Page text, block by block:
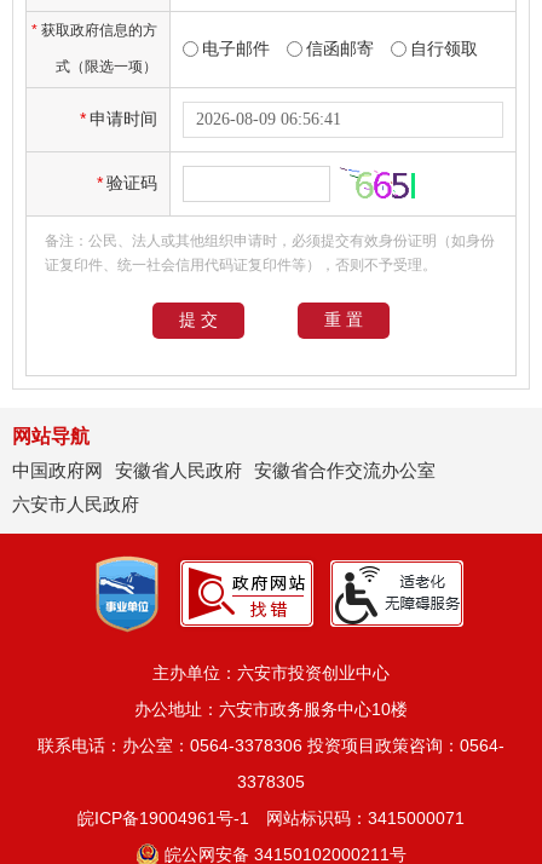
* 获取政府信息的方
式（限选一项）
电子邮件 信函邮寄 自行领取
*申请时间
*验证码
备注：公民、法人或其他组织申请时，必须提交有效身份证明（如身份
证复印件、统一社会信用代码证复印件等），否则不予受理。
网站导航
中国政府网
安徽省人民政府 安徽省合作交流办公室
六安市人民政府
主办单位：六安市投资创业中心
办公地址：六安市政务服务中心10楼
联系电话：办公室：0564-3378306 投资项目政策咨询：0564-
3378305
皖ICP备19004961号-1
网站标识码：3415000071
皖公网安备 34150102000211号